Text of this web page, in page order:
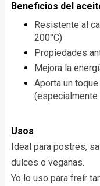
Beneficios del
Resistente al
200°C)
Propiedades
Mejora la
Aporta un
(especialmente
Usos
Ideal para postres,
dulces o veganas.
Yo lo uso para freír